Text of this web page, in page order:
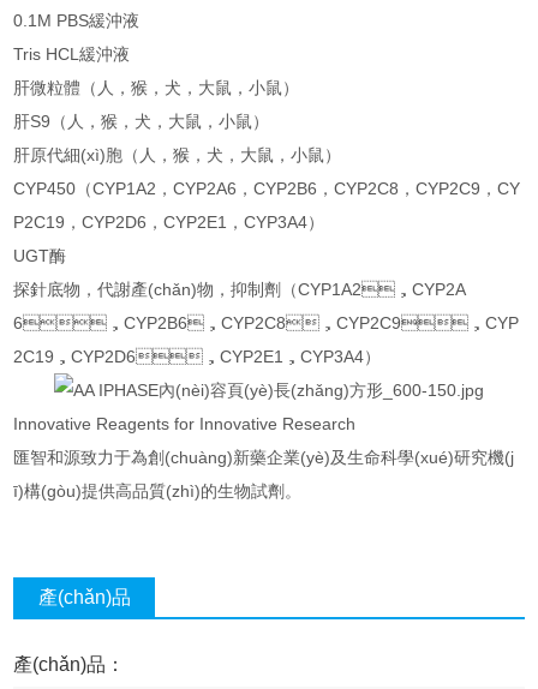
0.1M PBS緩沖液
Tris HCL緩沖液
肝微粒體（人，猴，犬，大鼠，小鼠）
肝S9（人，猴，犬，大鼠，小鼠）
肝原代細(xì)胞（人，猴，犬，大鼠，小鼠）
CYP450（CYP1A2，CYP2A6，CYP2B6，CYP2C8，CYP2C9，CY
P2C19，CYP2D6，CYP2E1，CYP3A4）
UGT酶
探針底物，代謝產(chǎn)物，抑制劑（CYP1A2，CYP2A
6，CYP2B6，CYP2C8，CYP2C9，CYP
2C19，CYP2D6，CYP2E1，CYP3A4）
Innovative Reagents for Innovative Research
匯智和源致力于為創(chuàng)新藥企業(yè)及生命科學(xué)研究機(j
ī)構(gòu)提供高品質(zhì)的生物試劑。
產(chǎn)品
產(chǎn)品：